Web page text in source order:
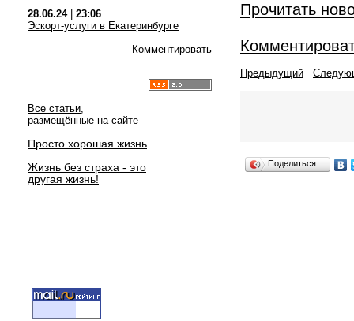
28.06.24| 23:06
Эскорт-услуги в Екатеринбурге
Комментировать
Все статьи,
размещённые на сайте
Просто хорошая жизнь
Жизнь без страха - это
другая жизнь!
Прочитать
Предыдущий
Поделиться…